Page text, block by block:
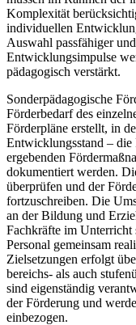
Komplexität
individuellen
Auswahl passfähiger
Entwicklungsimpulse
pädagogisch verstärkt.
Sonderpädagogische
Förderbedarf des
Förderpläne erstellt, in
Entwicklungsstand – die
ergebenden
dokumentiert werden.
überprüfen und der
fortzuschreiben. Die
an der Bildung und
Fachkräfte im Unterricht
Personal gemeinsam
Zielsetzungen erfolgt
bereichs- als auch
sind eigenständig
der Förderung und
einbezogen.